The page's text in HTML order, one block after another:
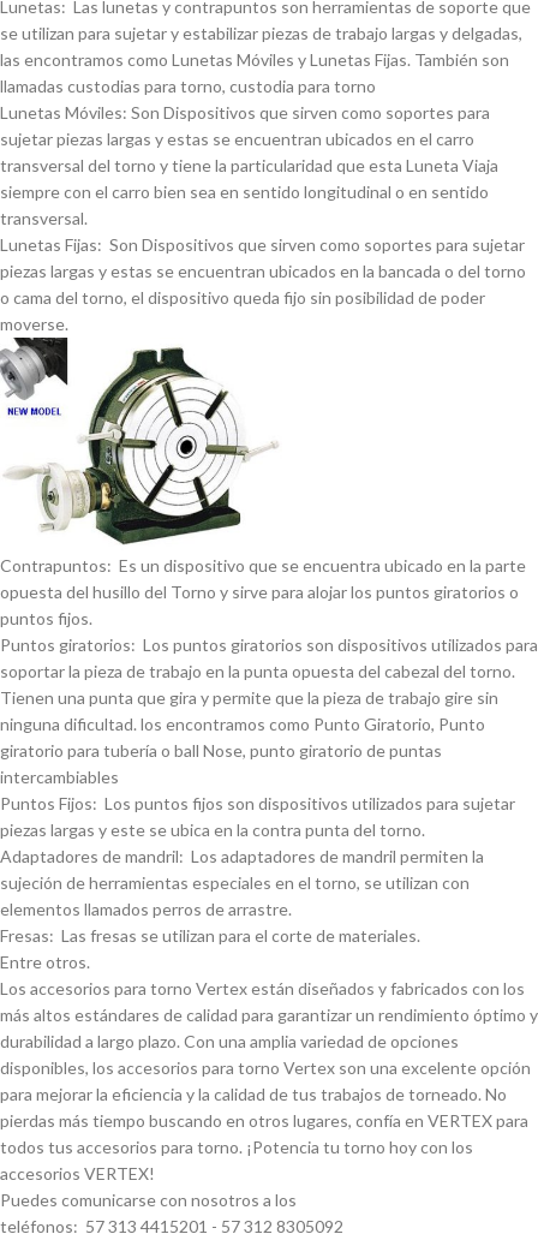
Lunetas: Las lunetas y contrapuntos son herramientas de soporte que
se utilizan para sujetar y estabilizar piezas de trabajo largas y delgadas,
las encontramos como Lunetas Móviles y Lunetas Fijas. También son
llamadas custodias para torno, custodia para torno
Lunetas Móviles: Son Dispositivos que sirven como soportes para
sujetar piezas largas y estas se encuentran ubicados en el carro
transversal del torno y tiene la particularidad que esta Luneta Viaja
siempre con el carro bien sea en sentido longitudinal o en sentido
transversal.
Lunetas Fijas: Son Dispositivos que sirven como soportes para sujetar
piezas largas y estas se encuentran ubicados en la bancada o del torno
o cama del torno, el dispositivo queda fijo sin posibilidad de poder
moverse.
Contrapuntos: Es un dispositivo que se encuentra ubicado en la parte
opuesta del husillo del Torno y sirve para alojar los puntos giratorios o
puntos fijos.
Puntos giratorios: Los puntos giratorios son dispositivos utilizados para
soportar la pieza de trabajo en la punta opuesta del cabezal del torno.
Tienen una punta que gira y permite que la pieza de trabajo gire sin
ninguna dificultad. los encontramos como Punto Giratorio, Punto
giratorio para tuberí­a o ball Nose, punto giratorio de puntas
intercambiables
Puntos Fijos: Los puntos fijos son dispositivos utilizados para sujetar
piezas largas y este se ubica en la contra punta del torno.
Adaptadores de mandril: Los adaptadores de mandril permiten la
sujeción de herramientas especiales en el torno, se utilizan con
elementos llamados perros de arrastre.
Fresas: Las fresas se utilizan para el corte de materiales.
Entre otros.
Los accesorios para torno Vertex están diseñados y fabricados con los
más altos estándares de calidad para garantizar un rendimiento óptimo y
durabilidad a largo plazo. Con una amplia variedad de opciones
disponibles, los accesorios para torno Vertex son una excelente opción
para mejorar la eficiencia y la calidad de tus trabajos de torneado. No
pierdas más tiempo buscando en otros lugares, confí­a en VERTEX para
todos tus accesorios para torno. ¡Potencia tu torno hoy con los
accesorios VERTEX!
Puedes comunicarse con nosotros a los
teléfonos: 57 313 4415201 - 57 312 8305092